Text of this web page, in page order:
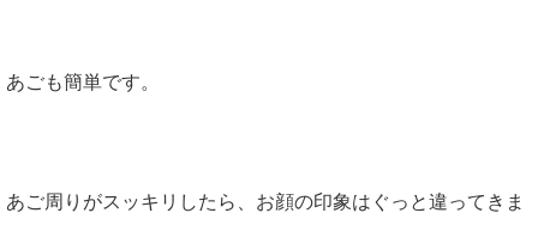
あごも簡単です。
あご周りがスッキリしたら、お顔の印象はぐっと違ってきま